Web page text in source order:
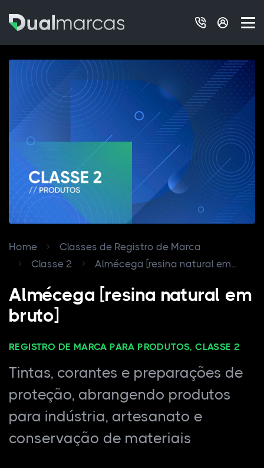
Home
Classes de Registro de Marca
Classe 2
Almécega [resina natural em...
Almécega [resina natural em
bruto]
REGISTRO DE MARCA PARA PRODUTOS, CLASSE 2
Tintas, corantes e preparações de
proteção, abrangendo produtos
para indústria, artesanato e
conservação de materiais